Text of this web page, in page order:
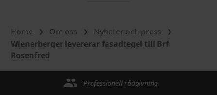
Home Om oss
Nyheter och press
Wienerberger levererar fasadtegel till Brf
Rosenfred
Professionell rådgivning